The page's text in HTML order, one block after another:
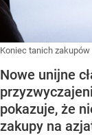
Koniec tanich
Nowe unijne
pokazuje, że
zakupy na